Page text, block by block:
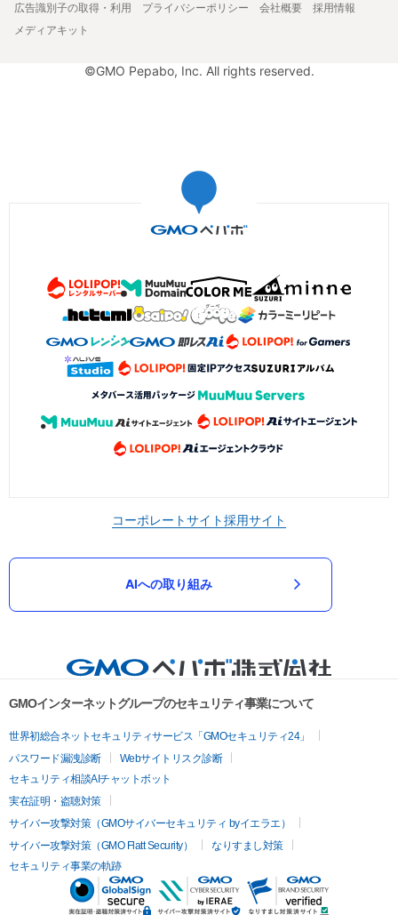
広告識別子の取得・利用
プライバシーポリシー 会社概要
採用情報
メディアキット
©GMO Pepabo, Inc. All rights reserved.
コーポレートサイト採用サイト
AIへの取り組み
GMOインターネットグループのセキュリティ事業について
世界初総合ネットセキュリティサービス「GMOセキュリティ24」
パスワード漏洩診断
Webサイトリスク診断
セキュリティ相談AIチャットボット
実在証明・盗聴対策
サイバー攻撃対策（GMOサイバーセキュリティ byイエラエ）
サイバー攻撃対策（GMO Flatt Security）
なりすまし対策
セキュリティ事業の軌跡